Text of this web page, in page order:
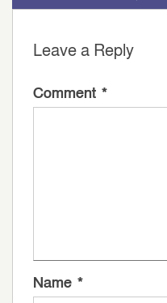
Leave a Reply
Comment *
Name *